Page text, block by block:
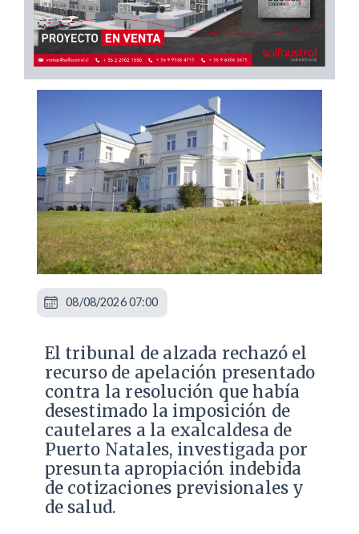
​El tribunal de alzada rechazó el
recurso de apelación presentado
contra la resolución que había
desestimado la imposición de
cautelares a la exalcaldesa de
Puerto Natales, investigada por
presunta apropiación indebida
de cotizaciones previsionales y
de salud.
08/08/2026 07:00